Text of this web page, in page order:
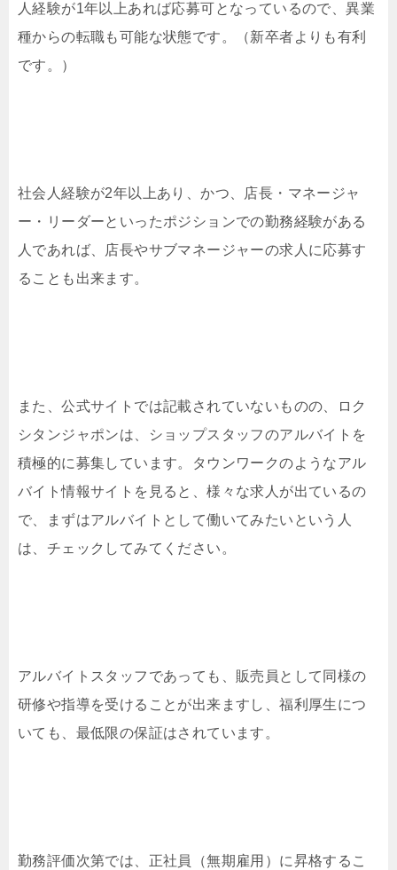
人経験が1年以上あれば応募可となっているので、異業
種からの転職も可能な状態です。（新卒者よりも有利
です。）
社会人経験が2年以上あり、かつ、店長・マネージャ
ー・リーダーといったポジションでの勤務経験がある
人であれば、店長やサブマネージャーの求人に応募す
ることも出来ます。
また、公式サイトでは記載されていないものの、ロク
シタンジャポンは、ショップスタッフのアルバイトを
積極的に募集しています。タウンワークのようなアル
バイト情報サイトを見ると、様々な求人が出ているの
で、まずはアルバイトとして働いてみたいという人
は、チェックしてみてください。
アルバイトスタッフであっても、販売員として同様の
研修や指導を受けることが出来ますし、福利厚生につ
いても、最低限の保証はされています。
勤務評価次第では、正社員（無期雇用）に昇格するこ